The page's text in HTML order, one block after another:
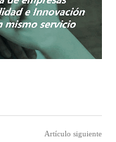
Artículo siguiente